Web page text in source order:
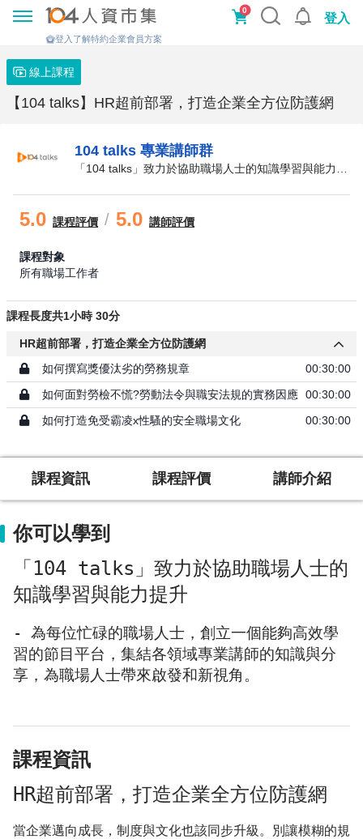
0
登入
登入了解特約企業會員方案
線上課程
【104 talks】HR超前部署，打造企業全方位防護網
104 talks 專業講師群
5.0 課程評價 / 5.0 講師評價
課程對象
所有職場工作者
課程長度共1小時 30分
HR超前部署，打造企業全方位防護網
如何撰寫獎優汰劣的勞務規章
00:30:00
如何面對勞檢不慌?勞動法令與職安法規的實務因應 00:30:00
如何打造免受霸凌x性騷的安全職場文化
00:30:00
課程資訊 課程評價 講師介紹
你可以學到
「104 talks」致力於協助職場人士的
知識學習與能力提升
- 為每位忙碌的職場人士，創立一個能夠高效學
習的節目平台，集結各領域專業講師的知識與分
享，為職場人士帶來啟發和新視角。
課程資訊
HR超前部署，打造企業全方位防護網
當企業邁向成長，制度與文化也該同步升級。別讓模糊的規